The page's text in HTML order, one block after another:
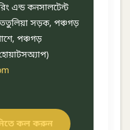
এন্ড কনসালটেন্ট
সড়ক, পঞ্চগড়
পঞ্চগড়
নিতে কল করুন